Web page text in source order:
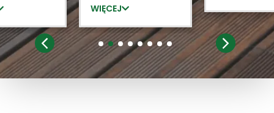
Góralskie
sprzedający staną na
dokonał wymiany.
Lamele dobrej jakości,
serdecznie polecam :)
WIĘCEJ
który potrafił
jak
służył
zainteresował
Wysyłka
ekspresowo.
1 2 3 4 5 6 7 8